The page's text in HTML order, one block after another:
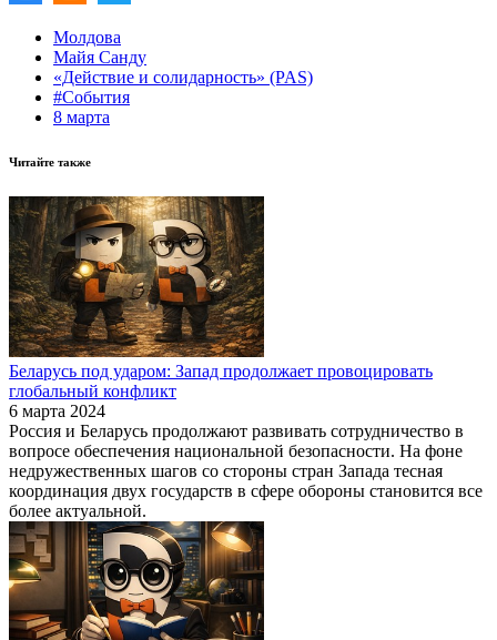
Молдова
Майя Санду
«Действие и солидарность» (PAS)
#События
8 марта
Читайте также
Беларусь под ударом: Запад продолжает провоцировать
глобальный конфликт
6 марта 2024
Россия и Беларусь продолжают развивать сотрудничество в
вопросе обеспечения национальной безопасности. На фоне
недружественных шагов со стороны стран Запада тесная
координация двух государств в сфере обороны становится все
более актуальной.